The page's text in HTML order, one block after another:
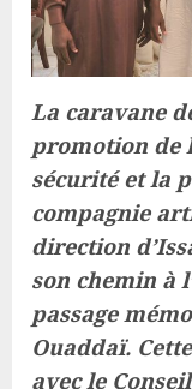
La caravane
promotion de
sécurité et la
compagnie
direction
son chemin à
passage
Ouaddaï.
avec le